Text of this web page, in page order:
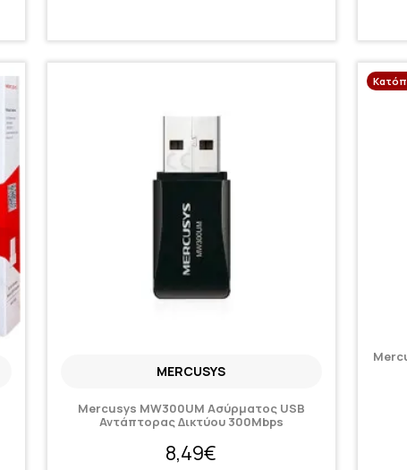
MERCUSYS
Mercusys MW300UM Ασύρματος USB
Αντάπτορας Δικτύου 300Mbps
8,49€